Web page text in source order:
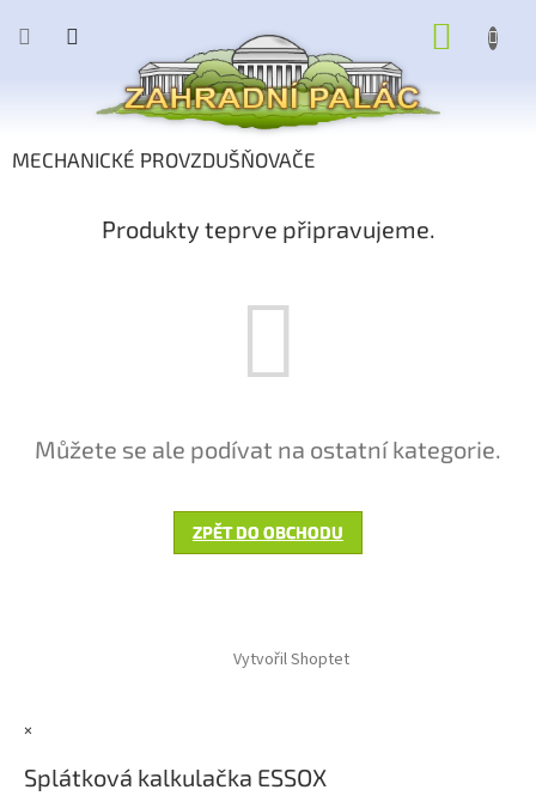
MECHANICKÉ PROVZDUŠŇOVAČE
Produkty teprve připravujeme.
Můžete se ale podívat na ostatní kategorie.
ZPĚT DO OBCHODU
Vytvořil Shoptet
×
Splátková kalkulačka ESSOX